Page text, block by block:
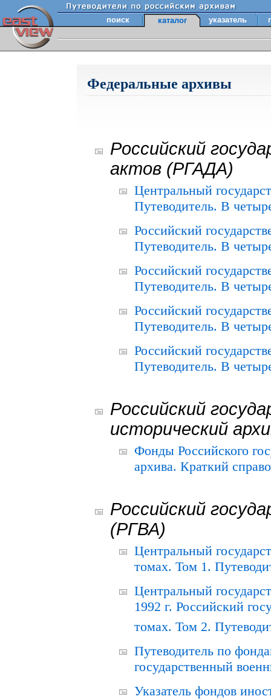
поиск каталог указатель
Федеральные архивы
Российский
актов (РГАДА)
Центральный
Путеводитель. В
Российский
Путеводитель. В
Российский
Путеводитель. В
Российский
Путеводитель. В
Российский
Путеводитель. В
Российский
исторический
Фонды Российского
архива. Краткий
Российский
(РГВА)
Центральный
томах. Том 1.
Центральный
1992 г. Российский
томах. Том 2.
Путеводитель по
государственный
Указатель фондов